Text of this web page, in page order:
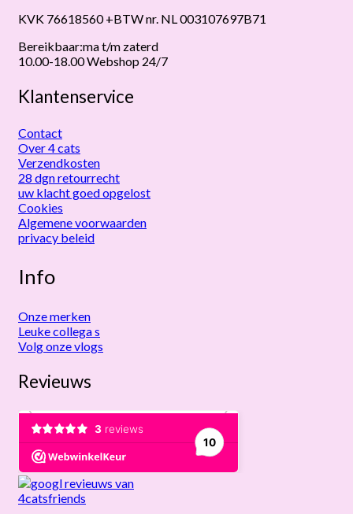
KVK 76618560 +BTW nr. NL 003107697B71
Bereikbaar:ma t/m zaterd
10.00-18.00 Webshop 24/7
Klantenservice
Contact
Over 4 cats
Verzendkosten
28 dgn retourrecht
uw klacht goed opgelost
Cookies
Algemene voorwaarden
privacy beleid
Info
Onze merken
Leuke collega s
Volg onze vlogs
Revieuws